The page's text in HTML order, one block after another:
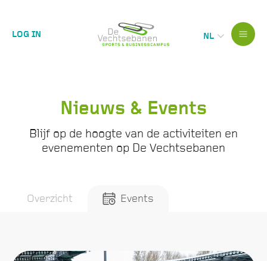
NL
LOG IN
Nieuws & Events
Blijf op de hoogte van de activiteiten en
evenementen op De Vechtsebanen
Overzicht Events